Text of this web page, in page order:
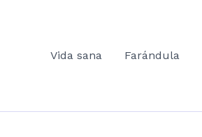
Vida sana
Farándula